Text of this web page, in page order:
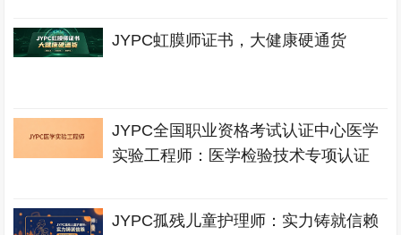
JYPC虹膜师证书，大健康硬通货
JYPC全国职业资格考试认证中心医学
实验工程师：医学检验技术专项认证
JYPC孤残儿童护理师：实力铸就信赖